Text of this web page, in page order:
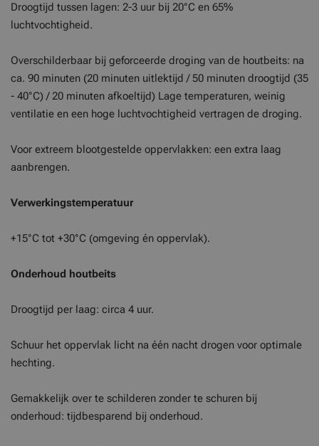
Droogtijd tussen lagen: 2-3 uur bij 20°C en 65%
luchtvochtigheid.
Overschilderbaar bij geforceerde droging van de houtbeits: na
ca. 90 minuten (20 minuten uitlektijd / 50 minuten droogtijd (35
- 40°C) / 20 minuten afkoeltijd) Lage temperaturen, weinig
ventilatie en een hoge luchtvochtigheid vertragen de droging.
Voor extreem blootgestelde oppervlakken: een extra laag
aanbrengen.
Verwerkingstemperatuur
+15°C tot +30°C (omgeving én oppervlak).
Onderhoud houtbeits
Droogtijd per laag: circa 4 uur.
Schuur het oppervlak licht na één nacht drogen voor optimale
hechting.
Gemakkelijk over te schilderen zonder te schuren bij
onderhoud: tijdbesparend bij onderhoud.